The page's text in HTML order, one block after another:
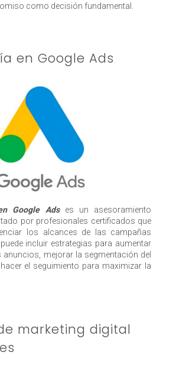
como decisión fundamental.
en Google Ads
Google Adses un asesoramiento
por profesionales certificados que
los alcances de las campañas
incluir estrategias para aumentar
anuncios, mejorar la segmentación del
el seguimiento para maximizar la
marketing digital